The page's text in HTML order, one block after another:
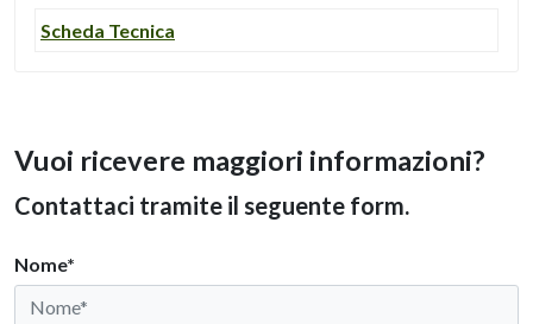
Scheda Tecnica
Vuoi ricevere maggiori informazioni?
Contattaci tramite il seguente form.
Nome*